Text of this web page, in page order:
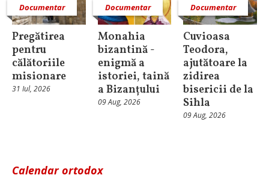
Documentar
Pregătirea
pentru
călătoriile
misionare
31 Iul, 2026
Documentar
Monahia
bizantină -
enigmă a
istoriei, taină
a Bizanțului
09 Aug, 2026
Documentar
Cuvioasa
Teodora,
ajutătoare la
zidirea
bisericii de la
Sihla
09 Aug, 2026
Calendar ortodox